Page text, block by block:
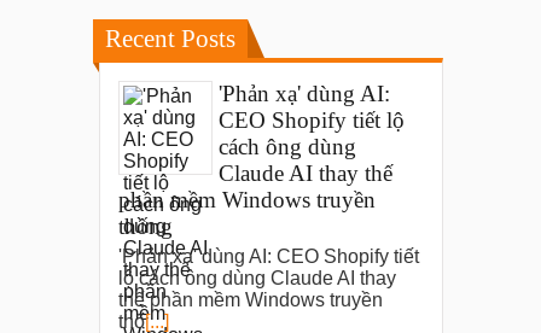
Recent Posts
'Phản xạ' dùng AI:
CEO Shopify tiết lộ
cách ông dùng
Claude AI thay thế
phần mềm Windows truyền
thống
'Phản xạ' dùng AI: CEO Shopify tiết
lộ cách ông dùng Claude AI thay
thế phần mềm Windows truyền
thố[...]